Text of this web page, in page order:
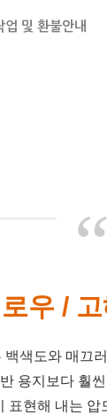
업 및 환불안내
“
우 /
색도와 매끄
용지보다 훨
표현해 내는